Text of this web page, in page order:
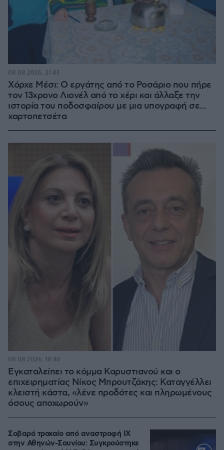
Χόρχε Μέσι: Ο εργάτης από το Ροσάριο που πήρε
τον 13χρονο Λιονέλ από το χέρι και άλλαξε την
ιστορία του ποδοσφαίρου με μια υπογραφή σε...
χαρτοπετσέτα
08.08.2026, 21:43
Εγκαταλείπει το κόμμα Καρυστιανού και ο
επιχειρηματίας Νίκος Μπρουτζάκης: Καταγγέλλει
κλειστή κάστα, «λένε προδότες και πληρωμένους
όσους αποχωρούν»
08.08.2026, 18:48
Σοβαρό τροχαίο από αναστροφή ΙΧ
στην Αθηνών-Σουνίου: Συγκρούστηκε